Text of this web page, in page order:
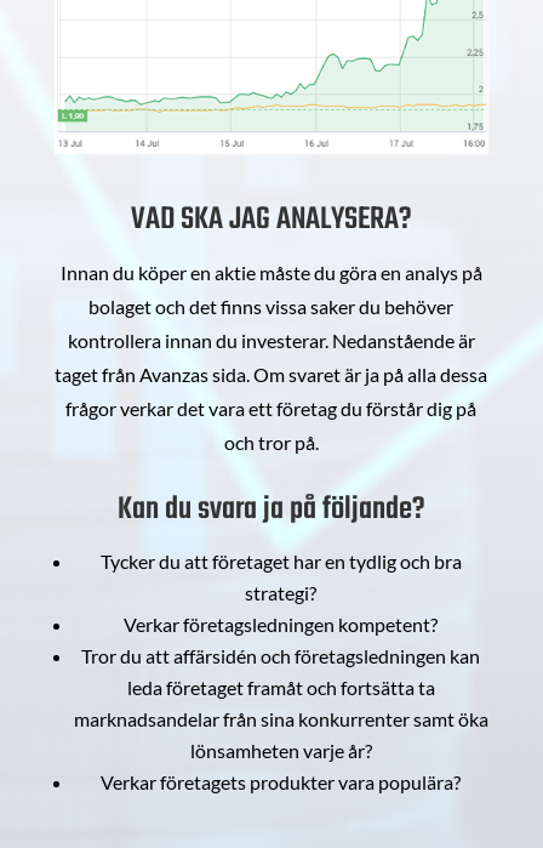
VAD SKA JAG ANALYSERA?
Innan du köper en aktie måste du göra en analys på
bolaget och det finns vissa saker du behöver
kontrollera innan du investerar. Nedanstående är
taget från Avanzas sida. Om svaret är ja på alla dessa
frågor verkar det vara ett företag du förstår dig på
och tror på.
Kan du svara ja på följande?
Tycker du att företaget har en tydlig och bra
strategi?
Verkar företagsledningen kompetent?
Tror du att affärsidén och företagsledningen kan
leda företaget framåt och fortsätta ta
marknadsandelar från sina konkurrenter samt öka
lönsamheten varje år?
Verkar företagets produkter vara populära?